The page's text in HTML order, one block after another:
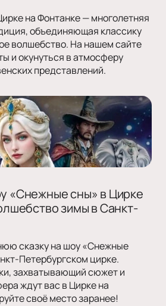
на Фонтанке — многолетняя
объединяющая классику
волшебство. На нашем сайте
и окунуться в атмосферу
представлений.
«Снежные сны» в Цирке
зимы в Санкт-
сказку на шоу «Снежные
Петербургском цирке.
захватывающий сюжет и
ждут вас в Цирке на
своё место заранее!